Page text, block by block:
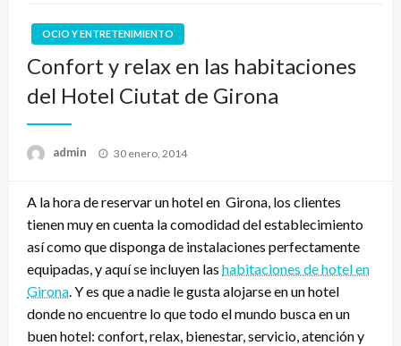
OCIO Y ENTRETENIMIENTO
Confort y relax en las habitaciones
del Hotel Ciutat de Girona
admin
Publicado
30 enero, 2014
A la hora de reservar un hotel en Girona, los clientes
tienen muy en cuenta la comodidad del establecimiento
así como que disponga de instalaciones perfectamente
equipadas, y aquí se incluyen las habitaciones de hotel en
Girona. Y es que a nadie le gusta alojarse en un hotel
donde no encuentre lo que todo el mundo busca en un
buen hotel: confort, relax, bienestar, servicio, atención y